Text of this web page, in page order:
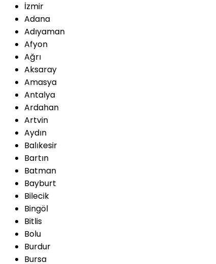
İzmir
Adana
Adıyaman
Afyon
Ağrı
Aksaray
Amasya
Antalya
Ardahan
Artvin
Aydın
Balıkesir
Bartın
Batman
Bayburt
Bilecik
Bingöl
Bitlis
Bolu
Burdur
Bursa